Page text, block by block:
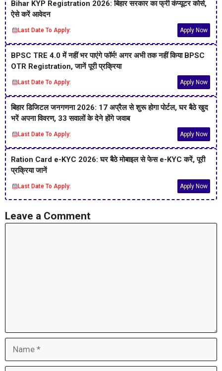
Bihar KYP Registration 2026: बिहार सरकार का फ्री कंप्यूटर कोर्स,
ऐसे करें आवेदन
Last Date To Apply: Apply Now
BPSC TRE 4.0 में नहीं भर पाएंगे फॉर्म! अगर अभी तक नहीं किया BPSC
OTR Registration, जानें पूरी प्रक्रिया
Last Date To Apply: Apply Now
बिहार डिजिटल जनगणना 2026: 17 अप्रैल से शुरू होगा पोर्टल, घर बैठे खुद
भरें अपना विवरण, 33 सवालों के देने होंगे जवाब
Last Date To Apply: Apply Now
Ration Card e-KYC 2026: घर बैठे मोबाइल से फेस e-KYC करें, पूरी
प्रक्रिया जानें
Last Date To Apply: Apply Now
Leave a Comment